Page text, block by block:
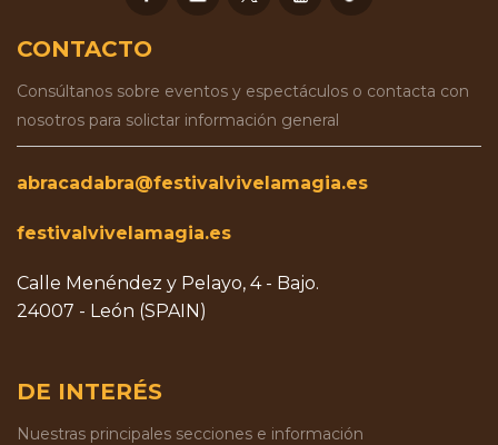
CONTACTO
Consúltanos sobre eventos y espectáculos o contacta con
nosotros para solictar información general
abracadabra@festivalvivelamagia.es
festivalvivelamagia.es
Calle Menéndez y Pelayo, 4 - Bajo.
24007 - León (SPAIN)
DE INTERÉS
Nuestras principales secciones e información